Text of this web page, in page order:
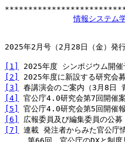
情報システム
2025年2月号（2月28日（金）発
[1]
[2]
[3]
[4]
[5]
[6]
[7]
連載 発注者からみた官公庁